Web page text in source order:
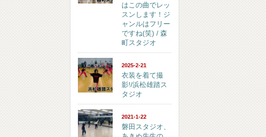
はこの曲でレッ
スンします！ジ
ャンルはフリー
ですね(笑) / 森
町スタジオ
2025-2-21
衣装を着て撮
影!/浜松雄踏ス
タジオ
2021-1-22
磐田スタジオ、